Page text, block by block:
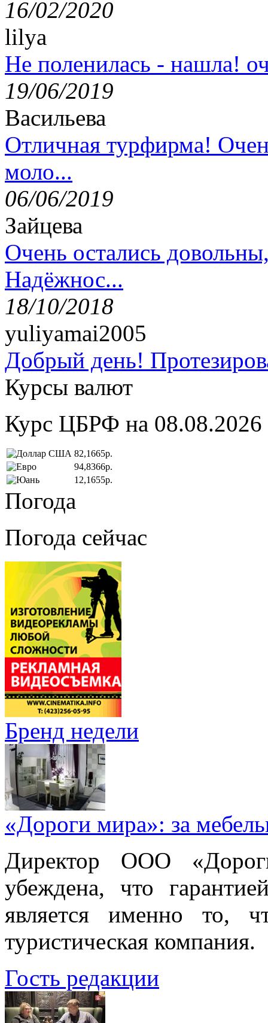
16/02/2020
lilya
Не поленилась - нашла!
19/06/2019
Васильева
Отличная турфирма!
моло...
06/06/2019
Зайцева
Очень остались
Надёжнос...
18/10/2018
yuliyamai2005
Добрый день!
Курсы валют
Курс ЦБРФ на 08.08.2026
82,1665р.
94,8366р.
12,1655р.
Погода
Погода сейчас
Бренд недели
«Дороги мира»: за
Директор ООО
убеждена, что
является именно то,
туристическая компания.
Гость редакции